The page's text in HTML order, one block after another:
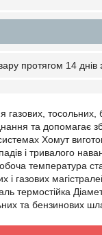
протягом 14 днів
тосольних,
та допомагає
Хомут
і тривалого
температура
і газових
термостійка
та бензинових